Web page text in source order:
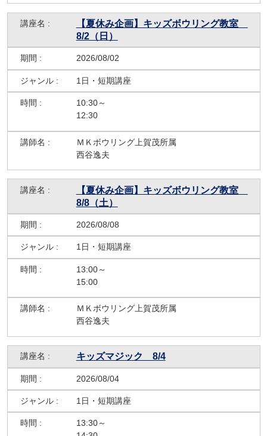
【夏休み企画】キッズボウリング教室
8/2（日）
2026/08/02
1日・短期講座
10:30～
12:30
ＭＫボウリング上賀茂所属
西谷逸夫
【夏休み企画】キッズボウリング教室
8/8（土）
2026/08/08
1日・短期講座
13:00～
15:00
ＭＫボウリング上賀茂所属
西谷逸夫
キッズマジック 8/4
2026/08/04
1日・短期講座
13:30～